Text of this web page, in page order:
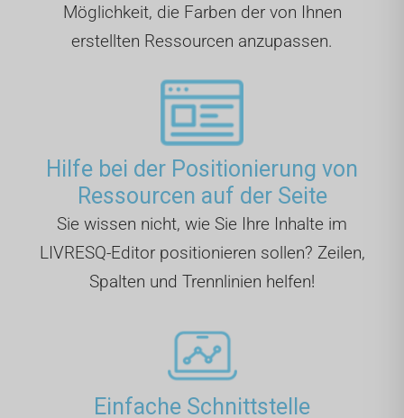
Möglichkeit, die Farben der von Ihnen
erstellten Ressourcen anzupassen.
Hilfe bei der Positionierung von
Ressourcen auf der Seite
Sie wissen nicht, wie Sie Ihre Inhalte im
LIVRESQ-Editor positionieren sollen? Zeilen,
Spalten und Trennlinien helfen!
Einfache Schnittstelle